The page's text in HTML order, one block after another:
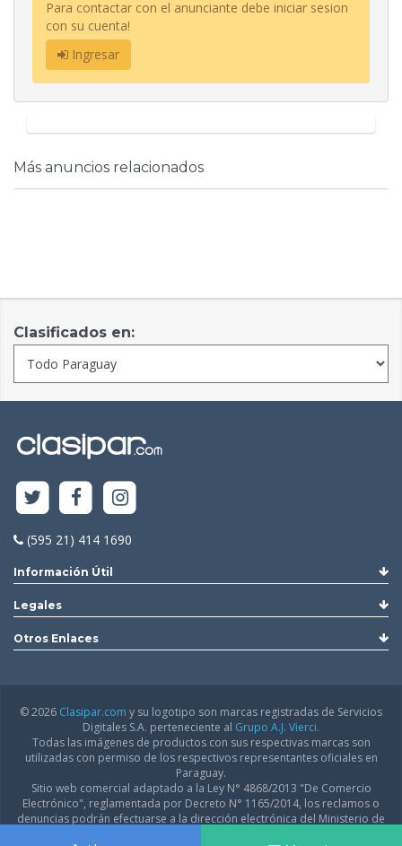
Para contactar con el anunciante debe iniciar sesion
con su cuenta!
Ingresar
Más anuncios relacionados
Clasificados en:
(595 21) 414 1690
Información Útil
Legales
Otros Enlaces
© 2026 Clasipar.com y su logotipo son marcas registradas de Servicios
Digitales S.A. perteneciente al Grupo A.J. Vierci.
Todas las imágenes de productos con sus respectivas marcas son
utilizadas con permiso de los respectivos representantes oficiales en
Paraguay.
Sitio web comercial adaptado a la Ley N° 4868/2013 "De Comercio
Electrónico", reglamentada por Decreto N° 1165/2014, los reclamos o
denuncias podrán efectuarse a la dirección electrónica del Ministerio de